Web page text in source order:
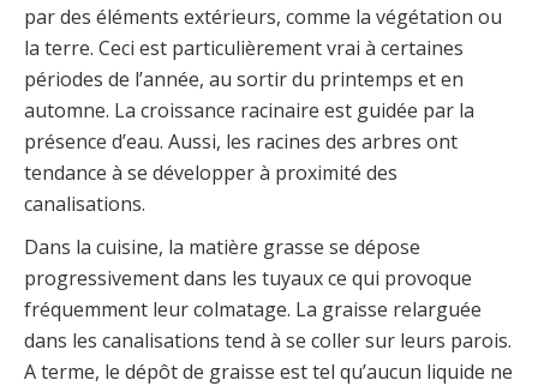
par des éléments extérieurs, comme la végétation ou
la terre. Ceci est particulièrement vrai à certaines
périodes de l’année, au sortir du printemps et en
automne. La croissance racinaire est guidée par la
présence d’eau. Aussi, les racines des arbres ont
tendance à se développer à proximité des
canalisations.
Dans la cuisine, la matière grasse se dépose
progressivement dans les tuyaux ce qui provoque
fréquemment leur colmatage. La graisse relarguée
dans les canalisations tend à se coller sur leurs parois.
A terme, le dépôt de graisse est tel qu’aucun liquide ne